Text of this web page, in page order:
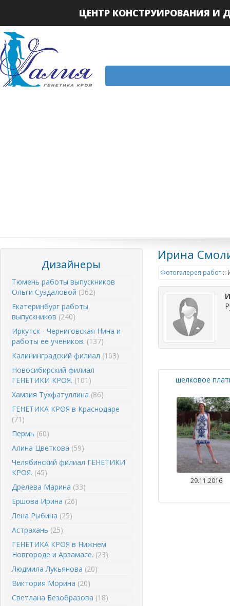
ЦЕНТР КОНСТРУИРОВАНИЯ
Дизайнеры
Тюмень работы выпускников
Ольги Суздаловой (362)
Екатеринбург работы
выпускников (240)
Иркутск - Черниговская Нина и
работы ее учеников. (137)
Калининградский филиал (103)
Новосибирский филиал
ГЕНЕТИКИ КРОЯ. (101)
Хамзия Тухфатуллина (86)
ГЕНЕТИКА КРОЯ в Краснодаре
(71)
Пермь (60)
Алина Цветкова (59)
Челябинский филиал ГЕНЕТИКИ
КРОЯ. (45)
Дрелева Марина (33)
Ершова Ирина (26)
Лена Рыбина (25)
Астрахань (25)
ГЕНЕТИКА КРОЯ в Нижнем
Новгороде и Арзамасе. (23)
Людмила Лукьянова (20)
Виктория Морина (20)
Светлана Безобразова (18)
Ирина
Фотогалерея работ ::
шелковое
29.11.2016